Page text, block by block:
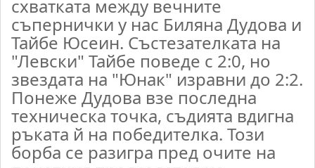
схватката между вечните
съпернички у нас Биляна Дудова и
Тайбе Юсеин. Състезателката на
"Левски" Тайбе поведе с 2:0, но
звездата на "Юнак" изравни до 2:2.
Понеже Дудова взе последна
техническа точка, съдията вдигна
ръката й на победителка. Този
борба се разигра пред очите на